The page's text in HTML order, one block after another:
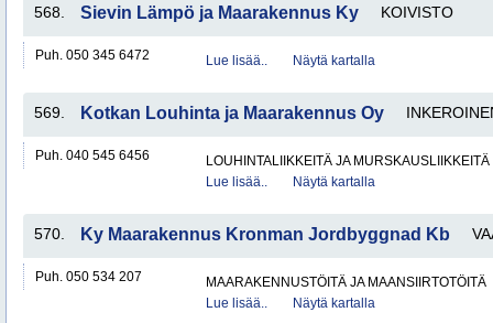
568. Sievin Lämpö ja Maarakennus Ky KOIVISTO
Puh. 050 345 6472 Lue lisää.. Näytä kartalla
569. Kotkan Louhinta ja Maarakennus Oy
Puh. 040 545 6456
LOUHINTALIIKKEITÄ JA MURSKAUSLIIKKEITÄ
Lue lisää..
Näytä kartalla
570. Ky Maarakennus Kronman Jordbyggnad Kb
Puh. 050 534 207
MAARAKENNUSTÖITÄ JA MAANSIIRTOTÖITÄ
Lue lisää..
Näytä kartalla